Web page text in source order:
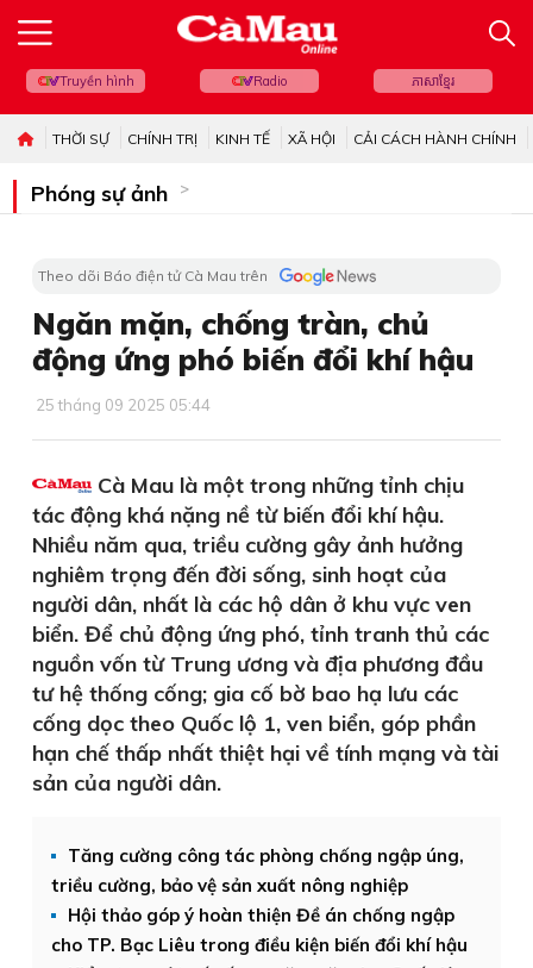
Truyền hình Radio ភាសាខ្មែរ
THỜI SỰ CHÍNH TRỊ KINH TẾ XÃ HỘI CẢI CÁCH HÀNH CHÍNH
Phóng sự ảnh
Theo dõi Báo điện tử Cà Mau trên
Ngăn mặn, chống tràn, chủ
động ứng phó biến đổi khí hậu
25 tháng 09 2025 05:44
Cà Mau là một trong những tỉnh chịu
tác động khá nặng nề từ biến đổi khí hậu.
Nhiều năm qua, triều cường gây ảnh hưởng
nghiêm trọng đến đời sống, sinh hoạt của
người dân, nhất là các hộ dân ở khu vực ven
biển. Để chủ động ứng phó, tỉnh tranh thủ các
nguồn vốn từ Trung ương và địa phương đầu
tư hệ thống cống; gia cố bờ bao hạ lưu các
cống dọc theo Quốc lộ 1, ven biển, góp phần
hạn chế thấp nhất thiệt hại về tính mạng và tài
sản của người dân.
Tăng cường công tác phòng chống ngập úng,
triều cường, bảo vệ sản xuất nông nghiệp
Hội thảo góp ý hoàn thiện Đề án chống ngập
cho TP. Bạc Liêu trong điều kiện biến đổi khí hậu